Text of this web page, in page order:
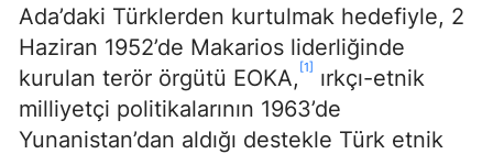
Ada’daki Türklerden kurtulmak hedefiyle, 2
Haziran 1952’de Makarios liderliğinde
kurulan terör örgütü EOKA, [1] ırkçı-etnik
milliyetçi politikalarının 1963’de
Yunanistan’dan aldığı destekle Türk etnik